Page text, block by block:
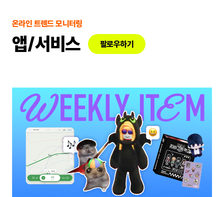
온라인 트렌드 모니터링
앱/서비스 팔로우하기